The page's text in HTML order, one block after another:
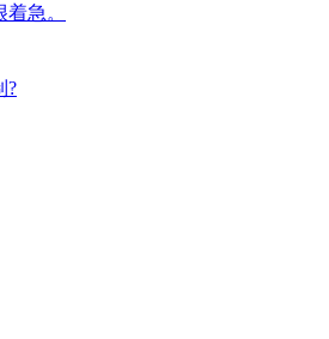
急。
?